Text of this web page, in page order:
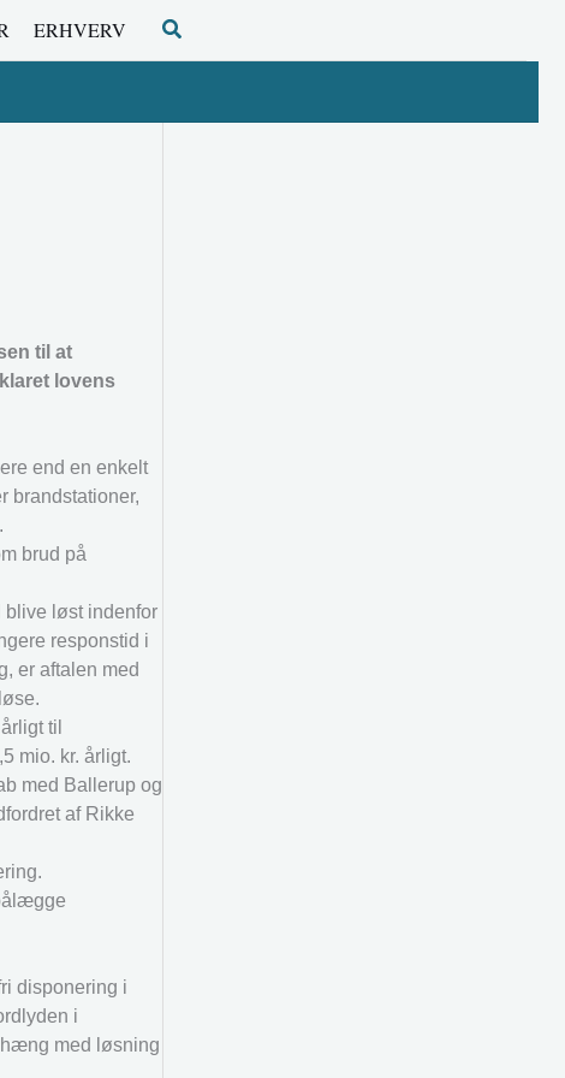
ERHVERV Søg
til at
lovens
end en enkelt
brandstationer,
brud på
blive løst indenfor
responstid i
er aftalen med
til
mio. kr. årligt.
med Ballerup og
af Rikke
disponering i
i
med løsning